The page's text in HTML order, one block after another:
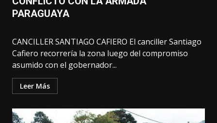
PARAGUAYA
CANCILLER SANTIAGO CAFIERO El canciller Santiago
Cafiero recorrería la zona luego del compromiso
asumido con el gobernador...
Leer Más